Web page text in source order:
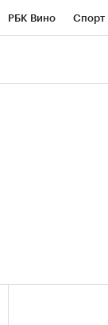
РБК Вино Спорт